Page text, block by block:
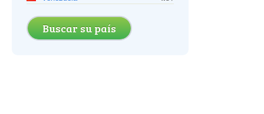
Buscar su país